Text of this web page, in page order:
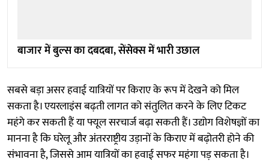
बाजार में बुल्स का दबदबा, सेंसेक्स में भारी उछाल
सबसे बड़ा असर हवाई यात्रियों पर किराए के रूप में देखने को मिल
सकता है। एयरलाइंस बढ़ती लागत को संतुलित करने के लिए टिकट
महंगे कर सकती हैं या फ्यूल सरचार्ज बढ़ा सकती हैं। उद्योग विशेषज्ञों का
मानना है कि घरेलू और अंतरराष्ट्रीय उड़ानों के किराए में बढ़ोतरी होने की
संभावना है, जिससे आम यात्रियों का हवाई सफर महंगा पड़ सकता है।